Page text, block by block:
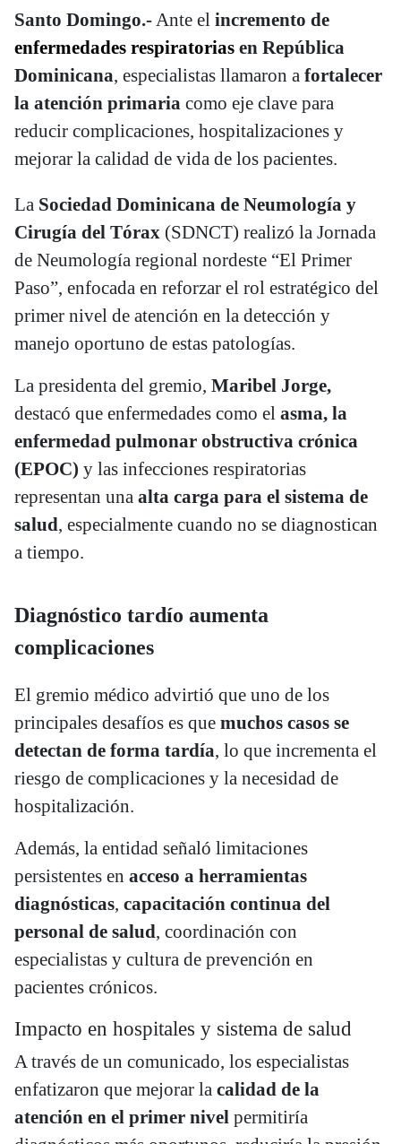
Santo Domingo.-Ante el incremento de
enfermedades respiratorias en República
Dominicana, especialistas llamaron a fortalecer
la atención primaria como eje clave para
reducir complicaciones, hospitalizaciones y
mejorar la calidad de vida de los pacientes.
La Sociedad Dominicana de Neumología y
Cirugía del Tórax (SDNCT) realizó la Jornada
de Neumología regional nordeste “El Primer
Paso”, enfocada en reforzar el rol estratégico del
primer nivel de atención en la detección y
manejo oportuno de estas patologías.
La presidenta del gremio, Maribel Jorge,
destacó que enfermedades como el asma, la
enfermedad pulmonar obstructiva crónica
(EPOC) y las infecciones respiratorias
representan una alta carga para el sistema de
salud, especialmente cuando no se diagnostican
a tiempo.
Diagnóstico tardío aumenta
complicaciones
El gremio médico advirtió que uno de los
principales desafíos es que muchos casos se
detectan de forma tardía, lo que incrementa el
riesgo de complicaciones y la necesidad de
hospitalización.
Además, la entidad señaló limitaciones
persistentes en acceso a herramientas
diagnósticas, capacitación continua del
personal de salud, coordinación con
especialistas y cultura de prevención en
pacientes crónicos.
Impacto en hospitales y sistema de salud
A través de un comunicado, los especialistas
enfatizaron que mejorar la calidad de la
atención en el primer nivel permitiría